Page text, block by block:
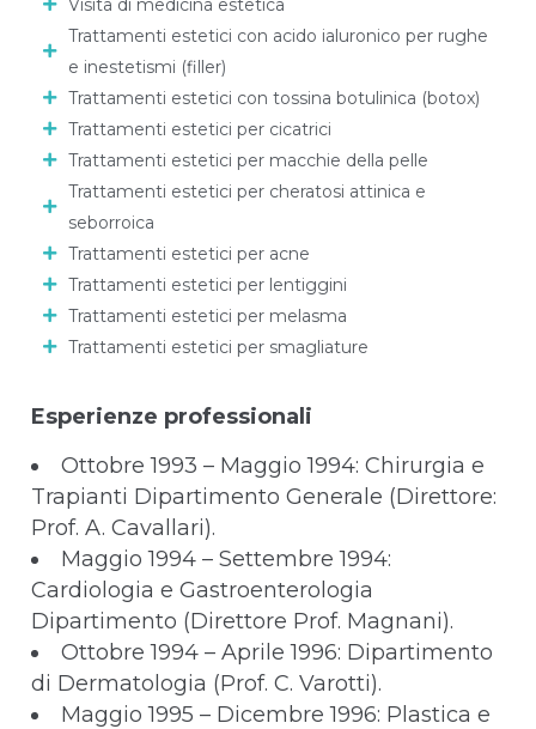
Visita di medicina estetica
Trattamenti estetici con acido ialuronico per rughe
e inestetismi (filler)
Trattamenti estetici con tossina botulinica (botox)
Trattamenti estetici per cicatrici
Trattamenti estetici per macchie della pelle
Trattamenti estetici per cheratosi attinica e
seborroica
Trattamenti estetici per acne
Trattamenti estetici per lentiggini
Trattamenti estetici per melasma
Trattamenti estetici per smagliature
Esperienze professionali
Ottobre 1993 – Maggio 1994: Chirurgia e
Trapianti Dipartimento Generale (Direttore:
Prof. A. Cavallari).
Maggio 1994 – Settembre 1994:
Cardiologia e Gastroenterologia
Dipartimento (Direttore Prof. Magnani).
Ottobre 1994 – Aprile 1996: Dipartimento
di Dermatologia (Prof. C. Varotti).
Maggio 1995 – Dicembre 1996: Plastica e